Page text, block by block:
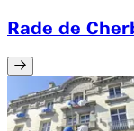
Rade de